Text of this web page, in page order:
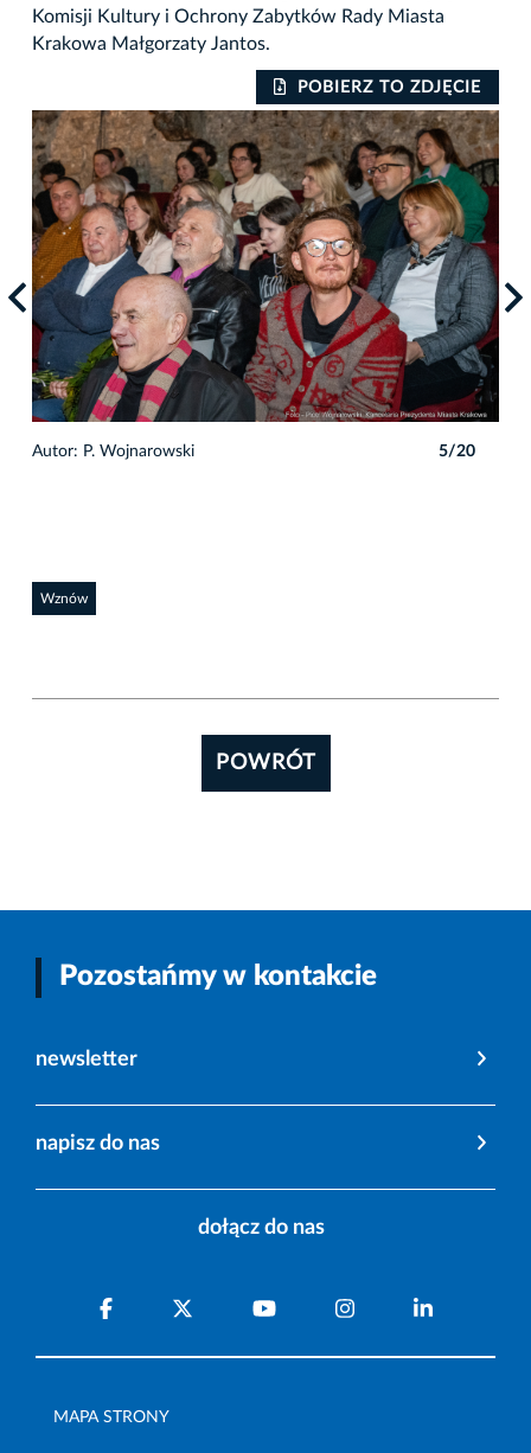
Komisji Kultury i Ochrony Zabytków Rady Miasta
Krakowa Małgorzaty Jantos.
POBIERZ TO ZDJĘCIE
Autor: P. Wojnarowski 5/20
Wznów
POWRÓT
Pozostańmy w kontakcie
newsletter
napisz do nas
dołącz do nas
MAPA STRONY